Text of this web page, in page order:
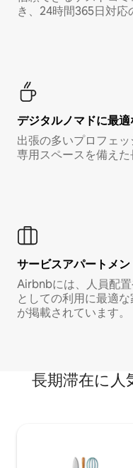
き、24時間365日対応
デジタルノマド⁠に最⁠
出張の多いプロフェ
専用スペースを備えた
サービスアパートメ
Airbnbには、人員配
としての利用に最適
が掲載されています。
長期滞在に人